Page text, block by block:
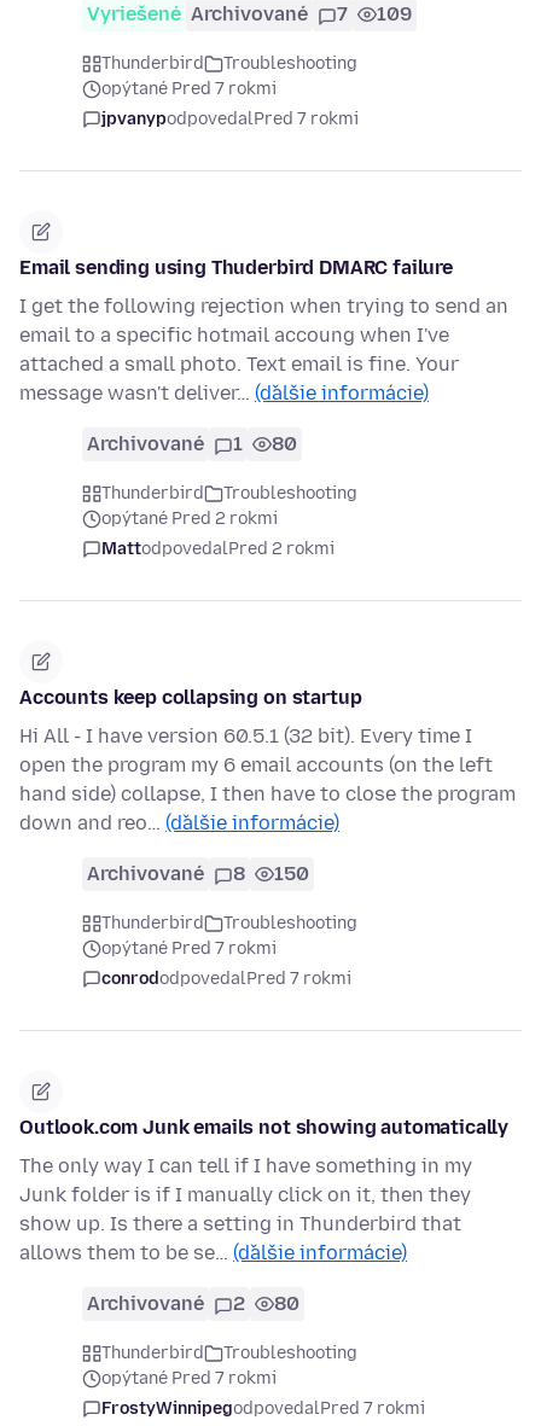
Vyriešené Archivované 7 109
Thunderbird
Troubleshooting
opýtané Pred 7 rokmi
jpvanypodpovedalPred 7 rokmi
Email sending using Thuderbird DMARC failure
I get the following rejection when trying to send an
email to a specific hotmail accoung when I've
attached a small photo. Text email is fine. Your
message wasn't deliver… (ďalšie informácie)
Archivované 1 80
Thunderbird
Troubleshooting
opýtané Pred 2 rokmi
MattodpovedalPred 2 rokmi
Accounts keep collapsing on startup
Hi All - I have version 60.5.1 (32 bit). Every time I
open the program my 6 email accounts (on the left
hand side) collapse, I then have to close the program
down and reo… (ďalšie informácie)
Archivované 8 150
Thunderbird
Troubleshooting
opýtané Pred 7 rokmi
conrododpovedalPred 7 rokmi
Outlook.com Junk emails not showing automatically
The only way I can tell if I have something in my
Junk folder is if I manually click on it, then they
show up. Is there a setting in Thunderbird that
allows them to be se… (ďalšie informácie)
Archivované 2 80
Thunderbird
Troubleshooting
opýtané Pred 7 rokmi
FrostyWinnipegodpovedalPred 7 rokmi